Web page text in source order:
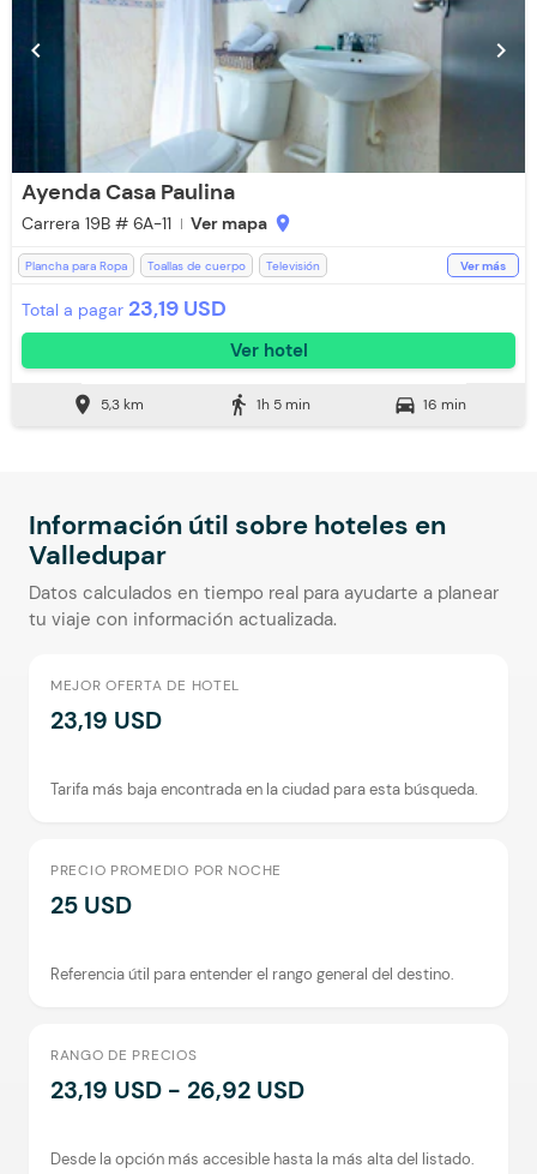
chevron_left chevron_right
Ayenda Casa Paulina
Carrera 19B # 6A-11 Ver mapa location_on
Plancha para Ropa Toallas de cuerpo
Televisión
Ver más
Total a pagar 23,19 USD
Ver hotel
location_on 5,3 km directions_walk 1h 5 min directions_car 16 min
Información útil sobre hoteles en
Valledupar
Datos calculados en tiempo real para ayudarte a planear
tu viaje con información actualizada.
MEJOR OFERTA DE HOTEL
23,19 USD
Tarifa más baja encontrada en la ciudad para esta búsqueda.
PRECIO PROMEDIO POR NOCHE
25 USD
Referencia útil para entender el rango general del destino.
RANGO DE PRECIOS
23,19 USD - 26,92 USD
Desde la opción más accesible hasta la más alta del listado.